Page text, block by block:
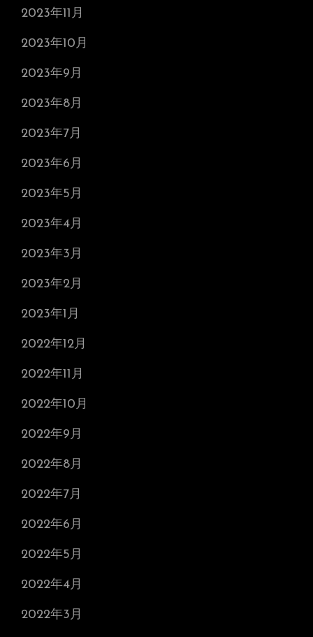
2023年11月
2023年10月
2023年9月
2023年8月
2023年7月
2023年6月
2023年5月
2023年4月
2023年3月
2023年2月
2023年1月
2022年12月
2022年11月
2022年10月
2022年9月
2022年8月
2022年7月
2022年6月
2022年5月
2022年4月
2022年3月